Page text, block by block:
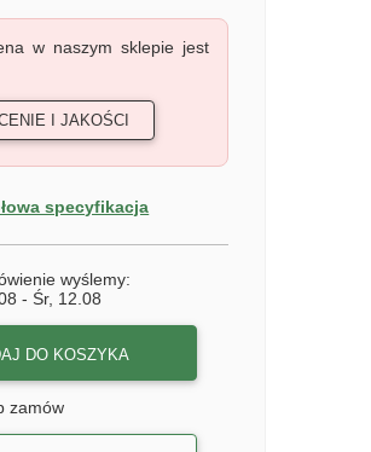
w naszym sklepie jest
I JAKOŚCI
specyfikacja
wyślemy:
- Śr, 12.08
DO KOSZYKA
zamów